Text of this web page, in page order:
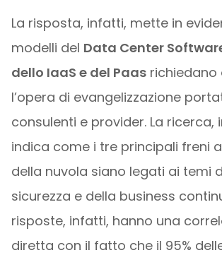
La risposta, infatti, mette in
modelli del Data Center
dello IaaS e del Paasrichiedano
l’opera di evangelizzazione
consulenti e provider. La ricerca,
indica come i tre principali freni
della nuvola siano legati ai temi
sicurezza e della business
risposte, infatti, hanno una
diretta con il fatto che il 95%